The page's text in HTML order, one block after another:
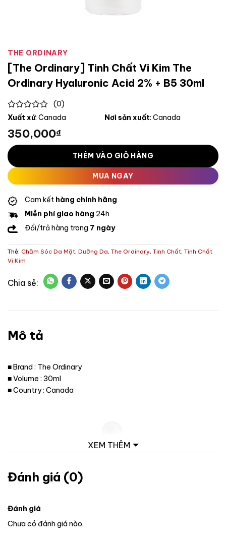
THE ORDINARY
[The Ordinary] Tinh Chất Vi Kim The
Ordinary Hyaluronic Acid 2% + B5 30ml
0
of
5
(0)
Xuất xứ: Canada Nơi sản xuất: Canada
350,000₫
THÊM VÀO GIỎ HÀNG
MUA NGAY
Cam kết hàng chính hãng
Miễn phí giao hàng 24h
Đổi/trả hàng trong 7 ngày
Thẻ: Chăm Sóc Da Mặt, Dưỡng Da, The Ordinary, Tinh Chất, Tinh Chất
Vi Kim
Mô tả
■ Brand : The Ordinary
■ Volume : 30ml
■ Country : Canada
XEM THÊM
Đánh giá (0)
Đánh giá
Chưa có đánh giá nào.